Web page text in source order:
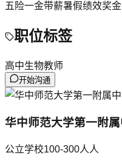
五险一金带薪暑假绩效奖金
职位标签
高中生物教师
开始沟通
华中师范大学第一附
公立学校100-300人 人